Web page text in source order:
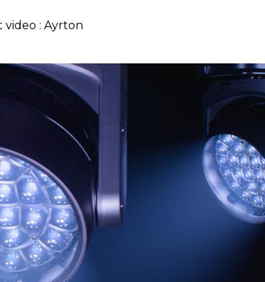
video : Ayrton